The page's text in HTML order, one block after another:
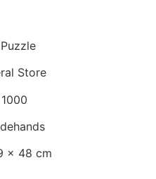
Store
x 48 cm